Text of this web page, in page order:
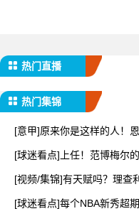
热门直播
热门集锦
[意甲]原来你是这样的人！
[球迷看点]上任！范博梅尔
[视频/集锦]有天赋吗？理查
[球迷看点]每个NBA新秀超